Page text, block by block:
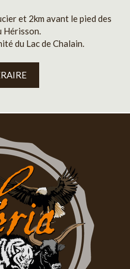
et 2km avant le pied des
Hérisson.
du Lac de Chalain.